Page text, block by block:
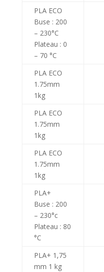
PLA ECO
Buse : 200
– 230°C
Plateau : 0
– 70 °C
PLA ECO
1.75mm
1kg
PLA ECO
1.75mm
1kg
PLA ECO
1.75mm
1kg
PLA+
Buse : 200
– 230°c
Plateau : 80
°C
PLA+ 1,75
mm 1 kg